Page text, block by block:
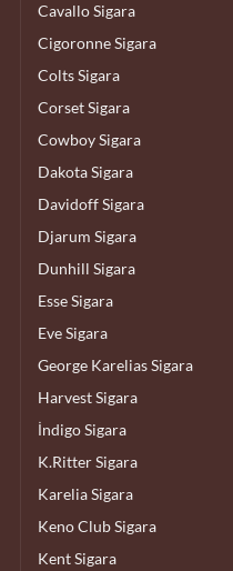
Cavallo Sigara
Cigoronne Sigara
Colts Sigara
Corset Sigara
Cowboy Sigara
Dakota Sigara
Davidoff Sigara
Djarum Sigara
Dunhill Sigara
Esse Sigara
Eve Sigara
George Karelias Sigara
Harvest Sigara
İndigo Sigara
K.Ritter Sigara
Karelia Sigara
Keno Club Sigara
Kent Sigara